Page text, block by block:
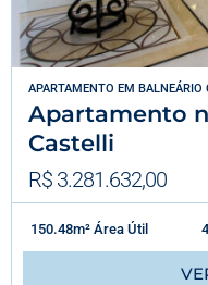
APARTAMENTO EM BALNEÁRIO
Apartamento
Castelli
R$ 3.281.632,00
150.48m² Área Útil